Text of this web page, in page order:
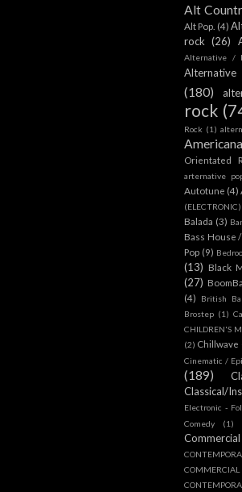
Alt
Alt Pop. (4)
rock (26)
Alternative /
Alternative
(180)
rock
Rock (1)
Americana
Orientated
arternative
Autotune (4)
(ELECTRONIC)
Balada (3)
Bass House
Pop (9)
(13) Black
(27)
(4)
British
Brostep (1)
CHILDREN'S
(2) Chillwave
Cinematic /
(189)
Classical/
Electronic -
Comedy (1)